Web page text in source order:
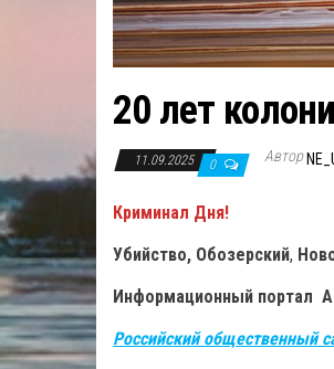
20 лет
11.09.2025 0 Автор
Криминал Дня!
Убийство, Обозерский,
Информационный портал
Российский общественный